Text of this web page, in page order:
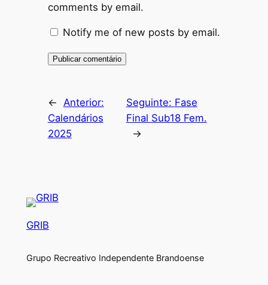
comments by email.
Notify me of new posts by email.
← Anterior:
Calendários
2025
Seguinte: Fase
Final Sub18 Fem.
→
GRIB
Grupo Recreativo Independente Brandoense